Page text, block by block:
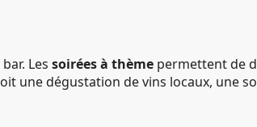
Les soirées à thème permettent de
une dégustation de vins locaux, une